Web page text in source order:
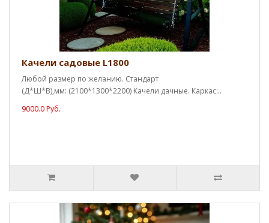
Качели садовые L1800
Любой размер по желанию. Стандарт
(Д*Ш*В),мм: (2100*1300*2200) Качели дачные. Каркас:..
9000.0 Руб.